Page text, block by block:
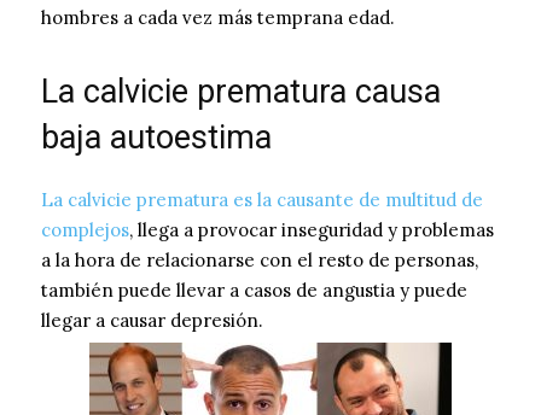
hombres a cada vez más temprana edad.
La calvicie prematura causa
baja autoestima
La calvicie prematura es la causante de multitud de
complejos, llega a provocar inseguridad y problemas
a la hora de relacionarse con el resto de personas,
también puede llevar a casos de angustia y puede
llegar a causar depresión.